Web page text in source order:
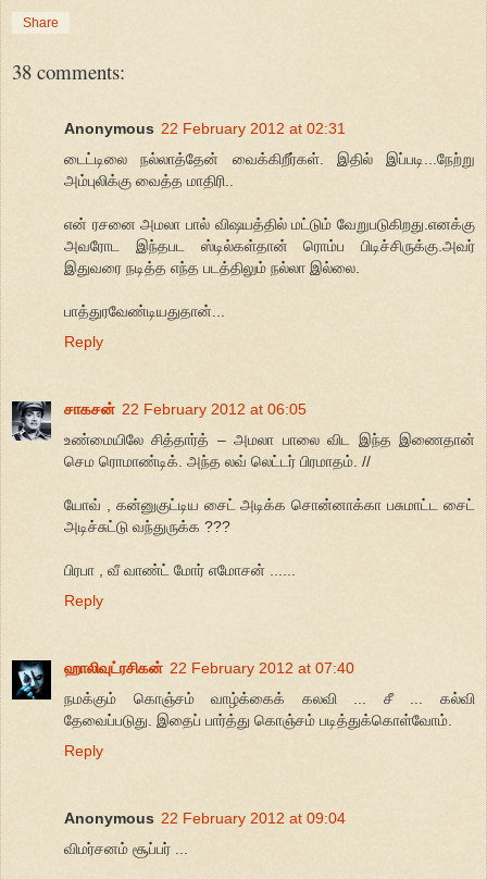
Share
38 comments:
Anonymous 22 February 2012 at 02:31
டைட்டிலை நல்லாத்தேன் வைக்கிறீர்கள். இதில் இப்படி...நேற்று
அம்புலிக்கு வைத்த மாதிரி..
என் ரசனை அமலா பால் விஷயத்தில் மட்டும் வேறுபடுகிறது.எனக்கு
அவரோட இந்தபட ஸ்டில்கள்தான் ரொம்ப பிடிச்சிருக்கு.அவர்
இதுவரை நடித்த எந்த படத்திலும் நல்லா இல்லை.
பாத்துரவேண்டியதுதான்...
Reply
சாகசன் 22 February 2012 at 06:05
உண்மையிலே சித்தார்த் – அமலா பாலை விட இந்த இணைதான்
செம ரொமாண்டிக். அந்த லவ் லெட்டர் பிரமாதம். //
யோவ் , கன்னுகுட்டிய சைட் அடிக்க சொன்னாக்கா பசுமாட்ட சைட்
அடிச்சுட்டு வந்துருக்க ???
பிரபா , வீ வாண்ட் மோர் எமோசன் ......
Reply
ஹாலிவுட்ரசிகன் 22 February 2012 at 07:40
நமக்கும் கொஞ்சம் வாழ்க்கைக் கலவி ... சீ ... கல்வி
தேவைப்படுது. இதைப் பார்த்து கொஞ்சம் படித்துக்கொள்வோம்.
Reply
Anonymous 22 February 2012 at 09:04
விமர்சனம் சூப்பர் ...